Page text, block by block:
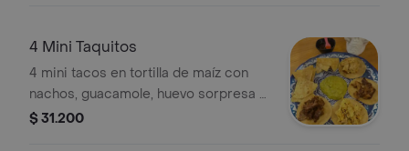
el picadillo con cilantro.
4 Mini Taquitos
4 mini tacos en tortilla de maíz con
nachos, guacamole, huevo sorpresa y
jugo hit 200 ml de sabor a elegir.
$ 31.200